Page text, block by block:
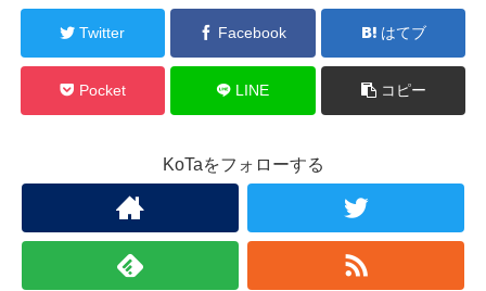
Twitter Facebook はてブ
Pocket LINE コピー
KoTaをフォローする